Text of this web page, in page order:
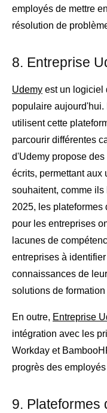
employés de mettre
résolution de
8. Entreprise
Udemy est un logiciel
populaire
utilisent cette
parcourir différentes
d'Udemy propose
écrits, permettant
souhaitent, comme
2025, les
pour les entreprises
lacunes de
entreprises à
connaissances de
solutions de formation
En outre, Entreprise
intégration avec les
Workday et
progrès des
9. Plateformes